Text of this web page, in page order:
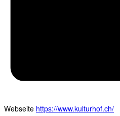
Webseite https://www.kulturhof.ch/